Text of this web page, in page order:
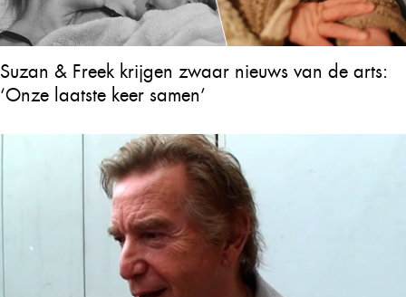
Suzan & Freek krijgen zwaar nieuws van de arts:
‘Onze laatste keer samen’